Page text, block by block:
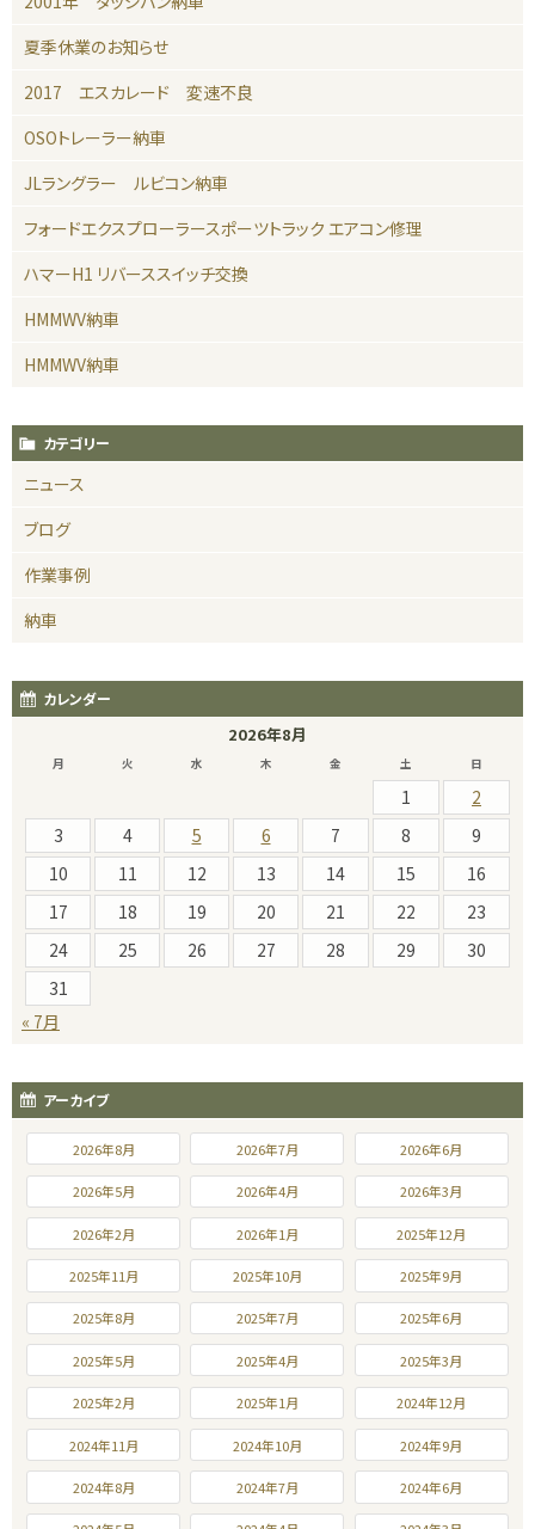
夏季休業のお知らせ
2017 エスカレード 変速不良
OSOトレーラー納車
JLラングラー ルビコン納車
フォードエクスプローラースポーツトラック エアコン修理
ハマーH1 リバーススイッチ交換
HMMWV納車
HMMWV納車
カテゴリー
ニュース
ブログ
作業事例
納車
カレンダー
2026年8月
月 火 水 木 金 土 日
1
2
3
4 5 6 7 8
9
10
11 12 13 14 15
16
17
18 19 20 21 22
23
24
25 26 27 28 29
30
31
« 7月
アーカイブ
2026年8月 2026年7月 2026年6月
2026年5月 2026年4月 2026年3月
2026年2月 2026年1月 2025年12月
2025年11月 2025年10月 2025年9月
2025年8月 2025年7月 2025年6月
2025年5月 2025年4月 2025年3月
2025年2月 2025年1月 2024年12月
2024年11月 2024年10月 2024年9月
2024年8月 2024年7月 2024年6月